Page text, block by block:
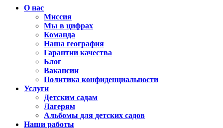
О нас
Миссия
Мы в цифрах
Команда
Наша география
Гарантии качества
Блог
Вакансии
Политика конфиденциальности
Услуги
Детским садам
Лагерям
Альбомы для детских садов
Наши работы